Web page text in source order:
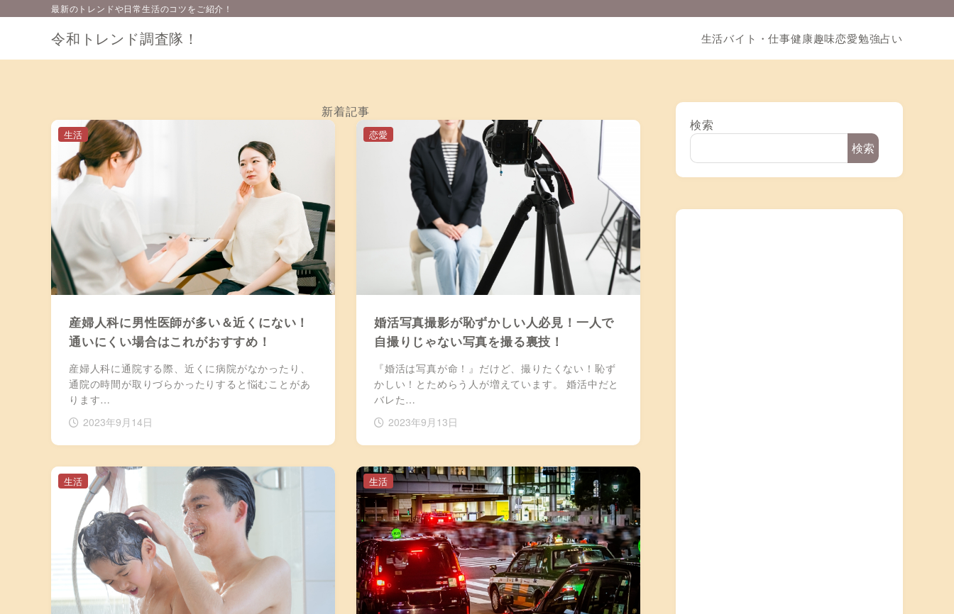
令和トレンド調査隊！
最新のトレンドや日常生活のコツをご紹介！
生活バイト・仕事健康趣味恋愛勉強占い
新着記事
産婦人科に男性医師が多い＆近くにない！
通いにくい場合はこれがおすすめ！
産婦人科に通院する際、近くに病院がなかったり、
通院の時間が取りづらかったりすると悩むことがあ
ります…
2023年9月14日
生活
婚活写真撮影が恥ずかしい人必見！一人で
自撮りじゃない写真を撮る裏技！
『婚活は写真が命！』だけど、撮りたくない！恥ず
かしい！とためらう人が増えています。 婚活中だと
バレた…
2023年9月13日
恋愛
生活 生活
検索
検索